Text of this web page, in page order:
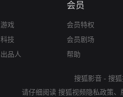
游戏
科技
出品人
会员
会员特权
会员剧场
帮助
搜狐影音 - 搜
请仔细阅读 搜狐视频隐私政策、